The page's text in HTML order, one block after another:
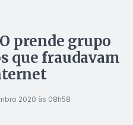
prende grupo
que fraudavam
2020 às 08h58